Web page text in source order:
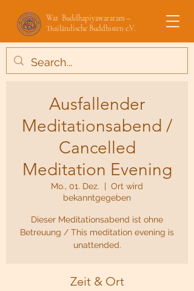
Wat Buddhapiyawararam –
Thailändische Buddhisten e.V.
Ausfallender
Meditationsabend /
Cancelled
Meditation Evening
Mo., 01. Dez.
  |
Ort wird
bekanntgegeben
Dieser Meditationsabend ist ohne
Betreuung / This meditation evening is
unattended.
Zeit & Ort